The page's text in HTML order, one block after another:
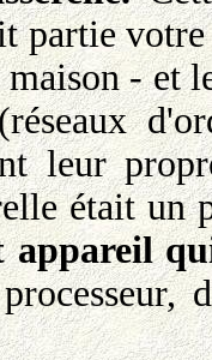
votre
- et
leur
était un
appareil